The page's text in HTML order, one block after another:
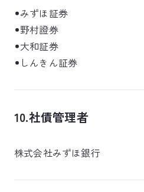
みずほ証券
野村證券
大和証券
しんきん証券
10.社債管理者
株式会社みずほ銀行